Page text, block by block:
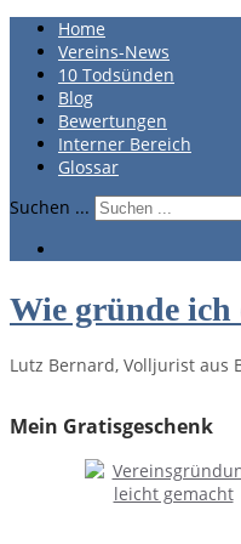
Home
Vereins-News
10 Todsünden
Blog
Bewertungen
Interner Bereich
Glossar
Suchen ...
Wie gründe ich
Lutz Bernard, Volljurist
Mein Gratisgeschenk